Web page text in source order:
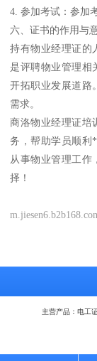
4. 参加考试：参加
六、证书的作用与
持有物业经理证的
是评聘物业管理相
开拓职业发展道路
需求。
商洛物业经理证培
务，帮助学员顺利
从事物业管理工作
择！
主营产品：电工